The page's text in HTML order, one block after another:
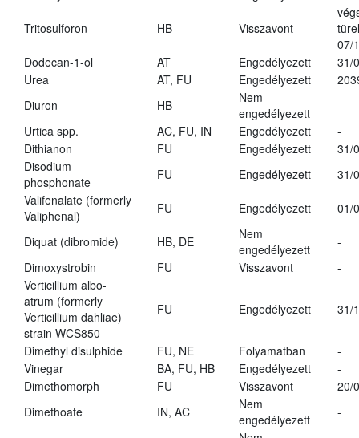
Tritosulforon HB Visszavont
07/
Dodecan-1-ol
AT Engedélyezett
31/
Urea
AT, FU Engedélyezett
Diuron
HB
Nem
engedélyezett
Urtica spp.
AC, FU, IN Engedélyezett
-
Dithianon
FU Engedélyezett
31/
Disodium
phosphonate
FU Engedélyezett
31/
Valifenalate (formerly
Valiphenal)
FU Engedélyezett 01/
Diquat (dibromide) HB, DE
Nem
engedélyezett
-
Dimoxystrobin
FU Visszavont
-
Verticillium albo-
atrum (formerly
Verticillium dahliae)
strain WCS850
FU Engedélyezett 31/
Dimethyl disulphide FU, NE Folyamatban
-
Vinegar
BA, FU, HB Engedélyezett
-
Dimethomorph
FU Visszavont
20/
Dimethoate
IN, AC
Nem
engedélyezett
-